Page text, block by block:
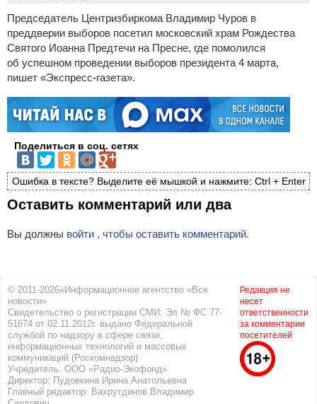
Председатель Центризбиркома Владимир Чуров в
преддверии выборов посетил московский храм Рождества
Святого Иоанна Предтечи на Пресне, где помолился
об успешном проведении выборов президента 4 марта,
пишет «Экспресс-газета».
Поделиться в соц. сетях
Ошибка в тексте? Выделите её мышкой и нажмите: Ctrl + Enter
Оставить комментарий или два
Вы должны войти , чтобы оставить комментарий.
© 2011-2026«Информационное агентство «Все
новости»
Свидетельство о регистрации СМИ: Эл № ФС 77-
51674 от 02.11.2012г. выдано Федеральной
службой по надзору в сфере связи,
информационных технологий и массовых
коммуникаций (Роскомнадзор)
Учредитель: ООО «Радио-Экофонд»
Директор: Пудовкина Ирина Анатольевна
Главный редактор: Вахрутдинов Владимир
Редакция не
несет
ответственности
за комментарии
посетителей